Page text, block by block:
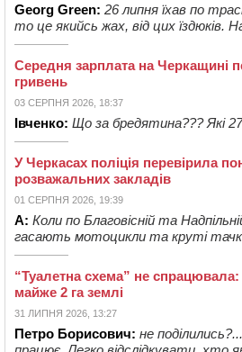
Georg Green: 26 липня їхав по
то це якийсь жах, від цих їздюків. На
Середня зарплата на Черкащині
гривень
03 СЕРПНЯ 2026, 18:37
Івченко: Що за бредятина??? Які
У Черкасах поліція перевірила
розважальних закладів
01 СЕРПНЯ 2026, 19:39
А: Коли по Благовісній та
гасають мотоцикли та круті
“Туалетна схема” не
майже 2 га землі
31 ЛИПНЯ 2026, 13:27
Петро Борисович: не